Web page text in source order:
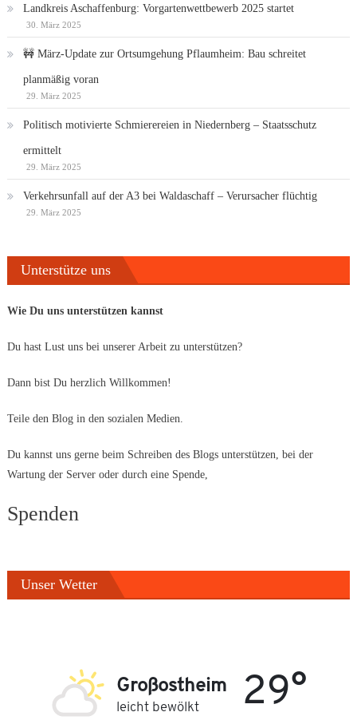
Landkreis Aschaffenburg: Vorgartenwettbewerb 2025 startet
30. März 2025
🚧 März-Update zur Ortsumgehung Pflaumheim: Bau schreitet
planmäßig voran
29. März 2025
Politisch motivierte Schmierereien in Niedernberg – Staatsschutz
ermittelt
29. März 2025
Verkehrsunfall auf der A3 bei Waldaschaff – Verursacher flüchtig
29. März 2025
Unterstütze uns
Wie Du uns unterstützen kannst
Du hast Lust uns bei unserer Arbeit zu unterstützen?
Dann bist Du herzlich Willkommen!
Teile den Blog in den sozialen Medien.
Du kannst uns gerne beim Schreiben des Blogs unterstützen, bei der
Wartung der Server oder durch eine Spende,
Spenden
Unser Wetter
Großostheim
leicht bewölkt 29°